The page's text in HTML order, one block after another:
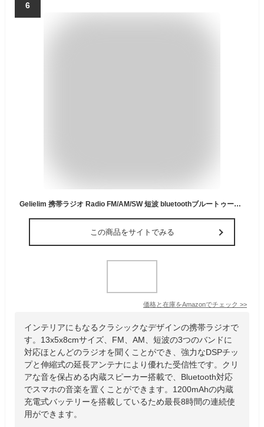
6
Gelielim 携帯ラジオ Radio FM/AM/SW 短波 bluetoothブルートゥース ワイドFM対応 高感度 USB/TFカード対応 大音量 電池/USB充電 レトロ 日本語取扱説明書
この商品をサイトでみる
価格と在庫をAmazonでチェック >>
インテリアにもなるクラシックなデザインの携帯ラジオで
す。13x5x8cmサイズ、FM、AM、短波の3つのバンドに
対応ほとんどのラジオを聞くことができ、強力なDSPチッ
プと伸縮式の延長アンテナにより優れた受信性です。クリ
アな音を保占める内蔵スピーカー搭載で、Bluetooth対応
でスマホの音楽を置くことができます。1200mAhの内蔵
充電式バッテリーを搭載しているため最長8時間の連続使
用ができます。